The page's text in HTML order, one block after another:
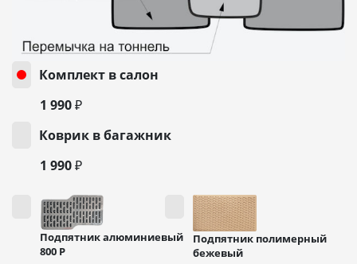
Комплект в салон
1 990 ₽
Коврик в багажник
1 990 ₽
Подпятник алюминиевый
800 Р
Подпятник полимерный
бежевый